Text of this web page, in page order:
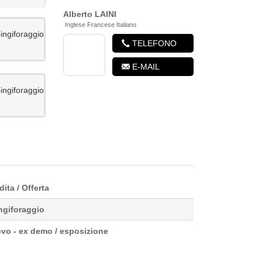
Alberto LAINI
Inglese Francese Italiano
TELEFONO
E-MAIL
/ Offerta
- ex demo / esposizione
...
€